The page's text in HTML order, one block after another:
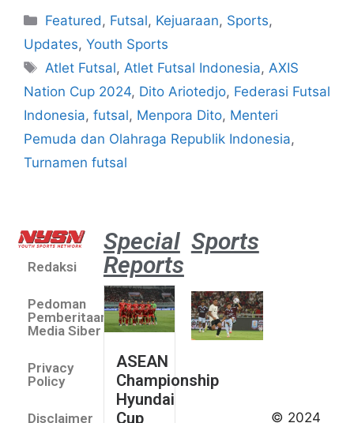
Featured , Futsal, Kejuaraan, Sports,
Updates, Youth Sports
Atlet Futsal, Atlet Futsal Indonesia, AXIS
Nation Cup 2024, Dito Ariotedjo, Federasi Futsal
Indonesia, futsal, Menpora Dito, Menteri
Pemuda dan Olahraga Republik Indonesia,
Turnamen futsal
Redaksi
Pedoman
Pemberitaan
Media Siber
Privacy
Policy
Disclaimer
Special
Reports
ASEAN
Championship
Hyundai
Cup
Sports
umum
© 2024